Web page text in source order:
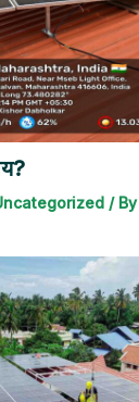
/ By